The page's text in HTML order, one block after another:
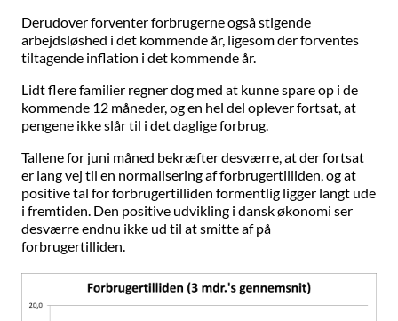
Derudover forventer forbrugerne også stigende
arbejdsløshed i det kommende år, ligesom der forventes
tiltagende inflation i det kommende år.
Lidt flere familier regner dog med at kunne spare op i de
kommende 12 måneder, og en hel del oplever fortsat, at
pengene ikke slår til i det daglige forbrug.
Tallene for juni måned bekræfter desværre, at der fortsat
er lang vej til en normalisering af forbrugertilliden, og at
positive tal for forbrugertilliden formentlig ligger langt ude
i fremtiden. Den positive udvikling i dansk økonomi ser
desværre endnu ikke ud til at smitte af på
forbrugertilliden.